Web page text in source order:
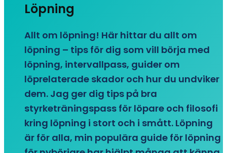
Löpning
Allt om löpning! Här hittar du allt om
löpning – tips för dig som vill börja med
löpning, intervallpass, guider om
löprelaterade skador och hur du undviker
dem. Jag ger dig tips på bra
styrketräningspass för löpare och filosofi
kring löpning i stort och i smått. Löpning
är för alla, min populära guide för löpning